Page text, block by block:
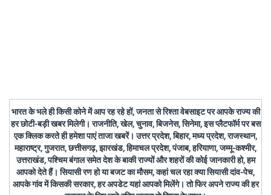
भारत के भले ही किसी कोने में आप रह रहे हों, जनता से रिश्ता वेबसाइट पर आपके राज्य की
हर छोटी-बड़ी खबर मिलेगी। राजनीति, खेल, चुनाव, बिजनेस, सिनेमा, इस प्लैटफॉर्म पर बस
एक क्लिक करते ही हमेशा पाएं ताजा खबरें। उत्तर प्रदेश, बिहार, मध्य प्रदेश, राजस्थान,
महाराष्ट्र, गुजरात, छत्तीसगढ़, झारखंड, हिमाचल प्रदेश, पंजाब, हरियाणा, जम्मू-कश्मीर,
उत्तराखंड, पश्चिम बंगाल समेत देश के बाकी राज्यों और शहरों की कोई जानकारी हो, हम
आपको देते हैं। सियासी रण हो या बजट का मौसम, कहां चल रहा क्या सियासी दांव-पेच,
आपके गांव में किसकी सरकार, हर अपडेट यहां आपको मिलेंगे। तो फिर अपने राज्य की हर